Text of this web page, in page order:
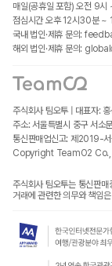
매일(공휴일 포함) 오전 9시
점심시간 오후 12시30분 ~
국내 법인·제휴 문의:
해외 법인·제휴 문의:
주식회사 팀오투 | 대표자
주소: 서울특별시 중구 서소
통신판매업신고: 제2019-
Copyright TeamO2
주식회사 팀오투는 통신판
거래에 관련한 의무와 책임